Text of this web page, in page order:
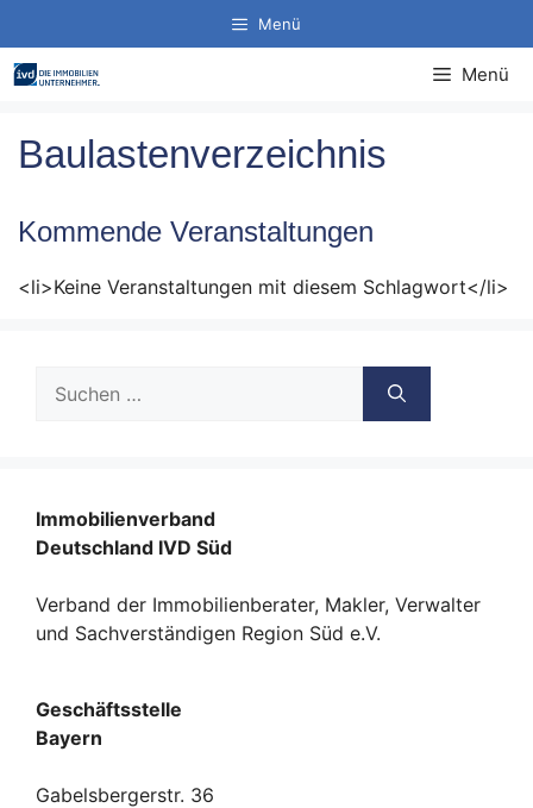
Inhalt
springen
Menü
Menü
Baulastenverzeichnis
Kommende Veranstaltungen
<li>Keine Veranstaltungen mit diesem Schlagwort</li>
nach:
Immobilienverband
Deutschland IVD Süd
Verband der Immobilienberater, Makler, Verwalter
und Sachverständigen Region Süd e.V.
Geschäftsstelle
Bayern
Gabelsbergerstr. 36